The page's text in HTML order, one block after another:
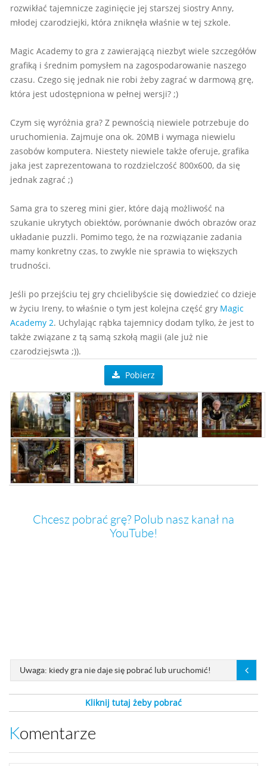
rozwikłać tajemnicze zaginięcie jej starszej siostry Anny,
młodej czarodziejki, która zniknęła właśnie w tej szkole.
Magic Academy to gra z zawierającą niezbyt wiele szczegółów
grafiką i średnim pomysłem na zagospodarowanie naszego
czasu. Czego się jednak nie robi żeby zagrać w darmową grę,
która jest udostępniona w pełnej wersji? ;)
Czym się wyróżnia gra? Z pewnością niewiele potrzebuje do
uruchomienia. Zajmuje ona ok. 20MB i wymaga niewielu
zasobów komputera. Niestety niewiele także oferuje, grafika
jaka jest zaprezentowana to rozdzielczość 800x600, da się
jednak zagrać ;)
Sama gra to szereg mini gier, które dają możliwość na
szukanie ukrytych obiektów, porównanie dwóch obrazów oraz
układanie puzzli. Pomimo tego, że na rozwiązanie zadania
mamy konkretny czas, to zwykle nie sprawia to większych
trudności.
Jeśli po przejściu tej gry chcielibyście się dowiedzieć co dzieje
w życiu Ireny, to właśnie o tym jest kolejna część gry Magic
Academy 2. Uchylając rąbka tajemnicy dodam tylko, że jest to
także związane z tą samą szkołą magii (ale już nie
czarodziejswta ;)).
Pobierz
Chcesz pobrać grę? Polub nasz kanał na
YouTube!
Uwaga: kiedy gra nie daje się pobrać lub uruchomić!
Kliknij tutaj żeby pobrać
Komentarze